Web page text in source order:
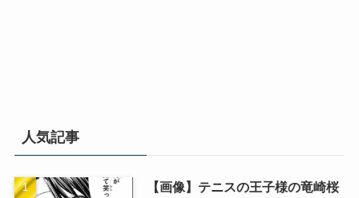
人気記事
【画像】テニスの王子様の竜崎桜